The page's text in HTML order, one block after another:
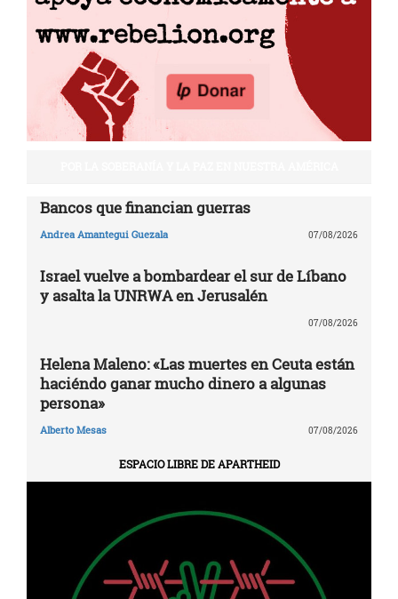
Bancos que financian guerras
Andrea Amantegui Guezala 07/08/2026
Israel vuelve a bombardear el sur de Líbano
y asalta la UNRWA en Jerusalén
07/08/2026
Helena Maleno: «Las muertes en Ceuta están
haciéndo ganar mucho dinero a algunas
persona»
Alberto Mesas 07/08/2026
ESPACIO LIBRE DE APARTHEID